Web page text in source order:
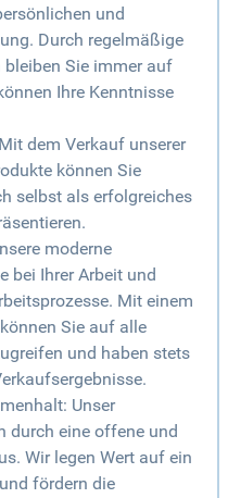
und
Durch regelmäßige
Sie immer auf
Ihre Kenntnisse
dem Verkauf unserer
können Sie
selbst als erfolgreiches
moderne
bei Ihrer Arbeit und
Mit einem
Sie auf alle
und haben stets
Unser
durch eine offene und
Wir legen Wert auf ein
fördern die